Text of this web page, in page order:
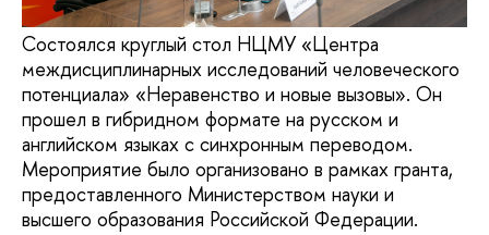
Cостоялся круглый стол НЦМУ «Центра
междисциплинарных исследований человеческого
потенциала» «Неравенство и новые вызовы». Он
прошел в гибридном формате на русском и
английском языках с синхронным переводом.
Мероприятие было организовано в рамках гранта,
предоставленного Министерством науки и
высшего образования Российской Федерации.